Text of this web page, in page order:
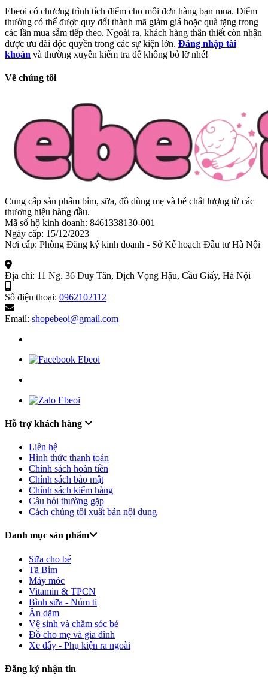
Ebeoi có chương trình tích điểm cho mỗi đơn hàng bạn mua. Điểm
thưởng có thể được quy đổi thành mã giảm giá hoặc quà tặng trong
các lần mua sắm tiếp theo. Ngoài ra, khách hàng thân thiết còn nhận
được ưu đãi độc quyền trong các sự kiện lớn. Đăng nhập tài
khoản và thường xuyên kiểm tra để không bỏ lỡ nhé!
Về chúng tôi
Cung cấp sản phẩm bỉm, sữa, đồ dùng mẹ và bé chất lượng từ các
thương hiệu hàng đầu.
Mã số hộ kinh doanh: 8461338130-001
Ngày cấp: 15/12/2023
Nơi cấp: Phòng Đăng ký kinh doanh - Sở Kế hoạch Đầu tư Hà Nội
Địa chỉ: 11 Ng. 36 Duy Tân, Dịch Vọng Hậu, Cầu Giấy, Hà Nội
Số điện thoại: 0962102112
Email: shopebeoi@gmail.com
Hỗ trợ khách hàng
Liên hệ
Hình thức thanh toán
Chính sách hoàn tiền
Chính sách bảo mật
Chính sách kiểm hàng
Câu hỏi thường gặp
Cách chúng tôi xuất bản nội dung
Danh mục sản phẩm
Sữa cho bé
Tã Bỉm
Máy móc
Vitamin & TPCN
Bình sữa - Núm ti
Ăn dặm
Vệ sinh và chăm sóc bé
Đồ cho mẹ và gia đình
Xe đẩy - Phụ kiện ra ngoài
Đăng ký nhận tin